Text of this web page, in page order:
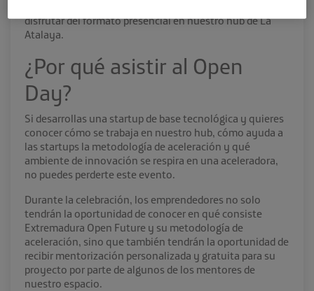
disfrutar del formato presencial en nuestro hub de La
Atalaya.
¿Por qué asistir al Open
Day?
Si desarrollas una startup de base tecnológica y quieres
conocer cómo se trabaja en nuestro hub, cómo ayuda a
las startups la metodología de aceleración y qué
ambiente de innovación se respira en una aceleradora,
no puedes perderte este evento.
Durante la celebración, los emprendedores no solo
tendrán la oportunidad de conocer en qué consiste
Extremadura Open Future y su metodología de
aceleración, sino que también tendrán la oportunidad de
recibir mentorización personalizada y gratuita para su
proyecto por parte de algunos de los mentores de
nuestro espacio.